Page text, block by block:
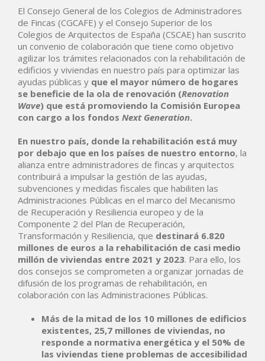
El Consejo General de los Colegios de Administradores
de Fincas (CGCAFE) y el Consejo Superior de los
Colegios de Arquitectos de España (CSCAE) han suscrito
un convenio de colaboración que tiene como objetivo
agilizar los trámites relacionados con la rehabilitación de
edificios y viviendas en nuestro país para optimizar las
ayudas públicas y que el mayor número de hogares
se beneficie de la ola de renovación (Renovation
Wave) que está promoviendo la Comisión Europea
con cargo a los fondos Next Generation.
En nuestro país, donde la rehabilitación está muy
por debajo que en los países de nuestro entorno, la
alianza entre administradores de fincas y arquitectos
contribuirá a impulsar la gestión de las ayudas,
subvenciones y medidas fiscales que habiliten las
Administraciones Públicas en el marco del Mecanismo
de Recuperación y Resiliencia europeo y de la
Componente 2 del Plan de Recuperación,
Transformación y Resiliencia, que destinará 6.820
millones de euros a la rehabilitación de casi medio
millón de viviendas entre 2021 y 2023. Para ello, los
dos consejos se comprometen a organizar jornadas de
difusión de los programas de rehabilitación, en
colaboración con las Administraciones Públicas.
Más de la mitad de los 10 millones de edificios
existentes, 25,7 millones de viviendas, no
responde a normativa energética y el 50% de
las viviendas tiene problemas de accesibilidad